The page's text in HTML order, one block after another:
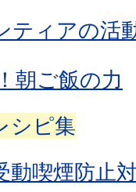
ティアの活
朝ご飯の力
シピ集
動喫煙防止